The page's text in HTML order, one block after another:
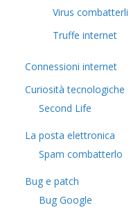
Virus combatterli
Truffe internet
Connessioni internet
Curiosità tecnologiche
​Second Life
La posta elettronica
Spam combatterlo
Bug e patch
Bug Google